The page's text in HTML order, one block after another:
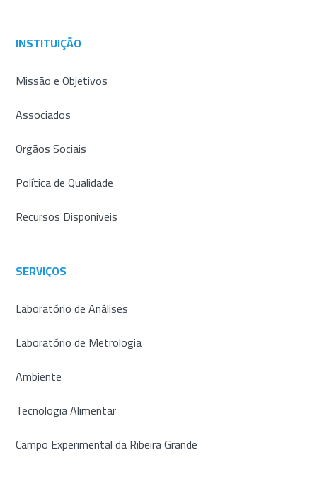
INSTITUIÇÃO
Missão e Objetivos
Associados
Orgãos Sociais
Política de Qualidade
Recursos Disponiveis
SERVIÇOS
Laboratório de Análises
Laboratório de Metrologia
Ambiente
Tecnologia Alimentar
Campo Experimental da Ribeira Grande